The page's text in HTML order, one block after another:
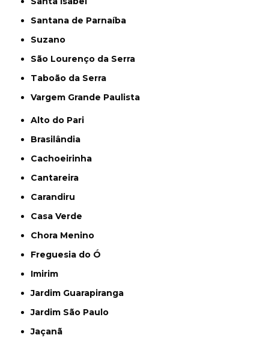
Santana de Parnaíba
Suzano
São Lourenço da Serra
Taboão da Serra
Vargem Grande Paulista
Alto do Pari
Brasilândia
Cachoeirinha
Cantareira
Carandiru
Casa Verde
Chora Menino
Freguesia do Ó
Imirim
Jardim Guarapiranga
Jardim São Paulo
Jaçanã